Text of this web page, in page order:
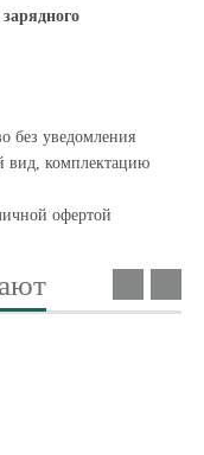
без уведомления
вид, комплектацию
офертой